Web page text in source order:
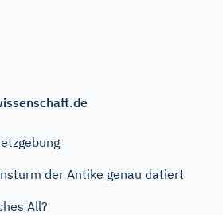
der Antike genau datiert
All?